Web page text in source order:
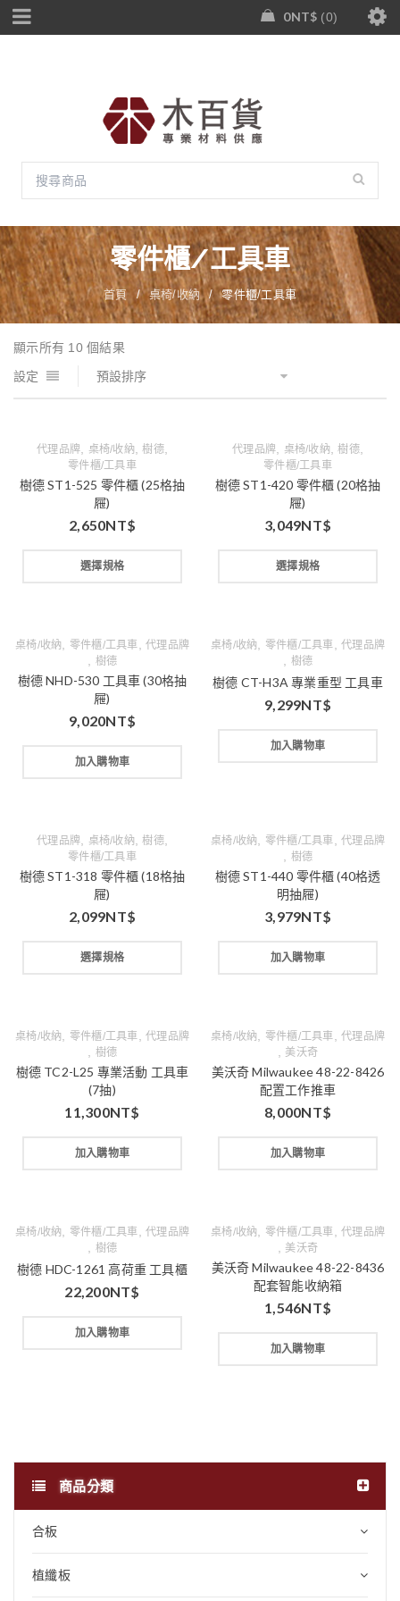
0NT$ 0
零件櫃/工具車
首頁 / 桌椅/收納 / 零件櫃/工具車
商品分類
合板
植纖板
顯示所有 10 個結果
設定
預設排序
代理品牌 桌椅/收納 ,樹德,
零件櫃/工具車
樹德 ST1-525 零件櫃 (25格抽
屜)
2,650NT$
選擇規格
代理品牌 桌椅/收納 ,樹德,
零件櫃/工具車
樹德 ST1-420 零件櫃 (20格抽
屜)
3,049NT$
選擇規格
桌椅/收納 零件櫃/工具車 代理品牌
樹德
樹德 NHD-530 工具車 (30格抽
屜)
9,020NT$
加入購物車
桌椅/收納 零件櫃/工具車 代理品牌
樹德
樹德 CT-H3A 專業重型 工具車
9,299NT$
加入購物車
代理品牌 桌椅/收納 ,樹德,
零件櫃/工具車
樹德 ST1-318 零件櫃 (18格抽
屜)
2,099NT$
選擇規格
桌椅/收納 零件櫃/工具車 代理品牌
樹德
樹德 ST1-440 零件櫃 (40格透
明抽屜)
3,979NT$
加入購物車
桌椅/收納 零件櫃/工具車 代理品牌
樹德
樹德 TC2-L25 專業活動 工具車
(7抽)
11,300NT$
加入購物車
桌椅/收納 零件櫃/工具車 代理品牌
美沃奇
美沃奇 Milwaukee 48-22-8426
配置工作推車
8,000NT$
加入購物車
桌椅/收納 零件櫃/工具車 代理品牌
樹德
樹德 HDC-1261 高荷重 工具櫃
22,200NT$
加入購物車
桌椅/收納 零件櫃/工具車 代理品牌
美沃奇
美沃奇 Milwaukee 48-22-8436
配套智能收納箱
1,546NT$
加入購物車